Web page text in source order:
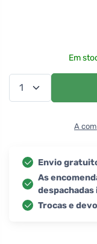
Em
A
Envio
As
Trocas e